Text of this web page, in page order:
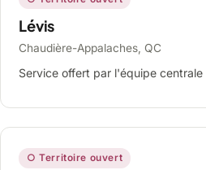
Lévis
Chaudière-Appalaches, QC
Service offert par l'équipe
○ Territoire ouvert